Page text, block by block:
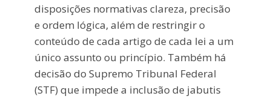
disposições normativas clareza, precisão
e ordem lógica, além de restringir o
conteúdo de cada artigo de cada lei a um
único assunto ou princípio. Também há
decisão do Supremo Tribunal Federal
(STF) que impede a inclusão de jabutis